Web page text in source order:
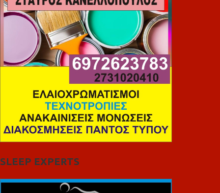
SLEEP EXPERTS